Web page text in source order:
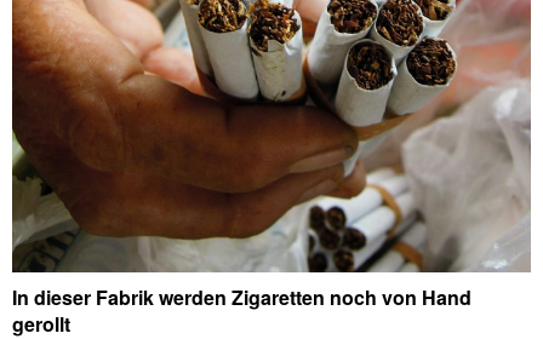
In dieser Fabrik werden Zigaretten noch von Hand
gerollt